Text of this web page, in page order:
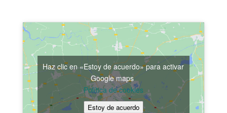
Haz clic en «Estoy de acuerdo» para activar
Google maps
Política de cookies
Estoy de acuerdo